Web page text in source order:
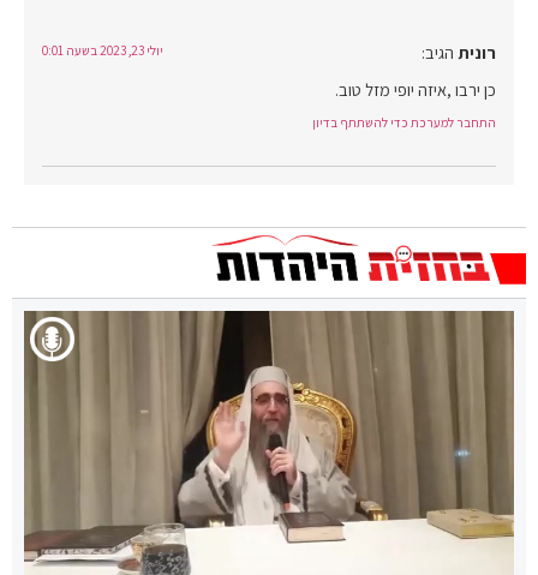
רונית הגיב: יולי 23, 2023 בשעה 0:01
כן ירבו ,איזה יופי מזל טוב.
התחבר למערכת כדי להשתתף בדיון